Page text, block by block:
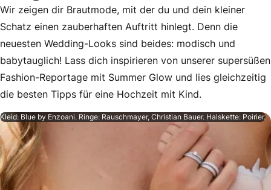
Wir zeigen dir Brautmode, mit der du und dein kleiner
Wir zeigen dir Brautmode, mit der du und dein kleiner
Schatz einen zauberhaften Auftritt hinlegt. Denn die
neuesten Wedding-Looks sind beides: modisch und
babytauglich! Lass dich inspirieren von unserer supersüßen
Fashion-Reportage mit Summer Glow und lies gleichzeitig
die besten Tipps für eine Hochzeit mit Kind.
Kleid: Blue by Enzoani. Ringe: Rauschmayer, Christian Bauer. Halskette: Poirier.